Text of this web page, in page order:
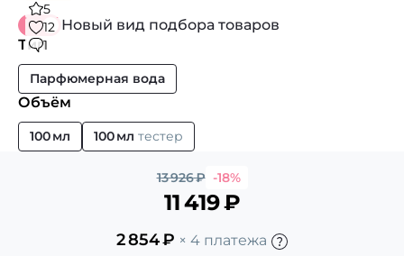
5
12
1
Новый вид подбора товаров
Тип
Парфюмерная вода
Объём
100 мл 100 мл тестер
13 926₽ -18%
11 419₽
2 854₽ × 4 платежа